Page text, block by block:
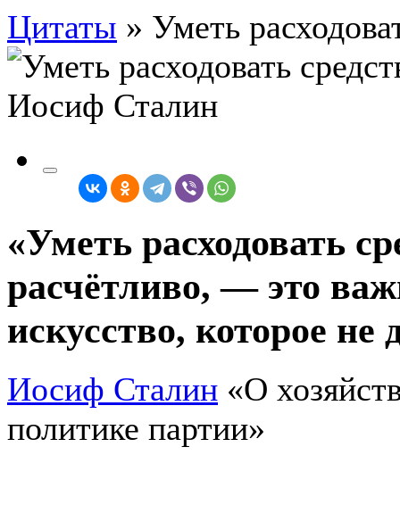
Цитаты » Уметь
«Уметь расходовать
расчётливо, — это
искусство, которое не
Иосиф Сталин «О
политике партии»